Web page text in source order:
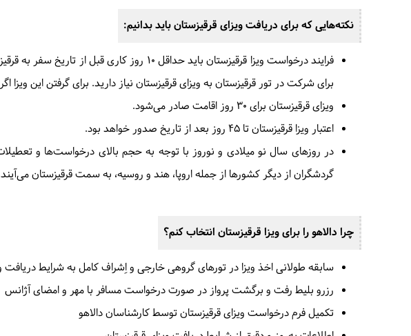
نکته‌هایی که برای دریافت ویزای قرقیزستان باید بدانیم:
فرایند درخواست ویزا قرقیزستان باید
برای شرکت در تور قرقیزستان به ویزای قرقیزستان نیاز دارید. برای گرفتن این
ویزای قرقیزستان برای 30 روز اقامت صادر می‌شود.
اعتبار ویزا قرقیزستان تا 45 روز بعد از تاریخ صدور خواهد بود.
در روزهای سال نو میلادی و نوروز با توجه به حجم بالای درخواست‌ها و
گردشگران از دیگر کشورها از جمله اروپا، هند و روسیه، به سمت قرقیزستان
چرا دالاهو را برای ویزا قرقیزستان انتخاب کنم؟
سابقه‌ طولانی اخذ ویزا در تورهای گروهی خارجی و اِشراف کامل به شرایط دریافت
رزرو بلیط رفت و برگشت پرواز در صورت درخواست مسافر با مهر و امضای آژانس
تکمیل فرم درخواست ویزای قرقیزستان توسط کارشناسان دالاهو